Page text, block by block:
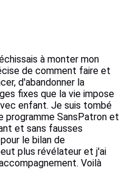
à monter mon
de comment faire et
d'abandonner la
fixes que la vie impose
enfant. Je suis tombé
programme SansPatron et
et sans fausses
le bilan de
plus révélateur et j'ai
Voilà